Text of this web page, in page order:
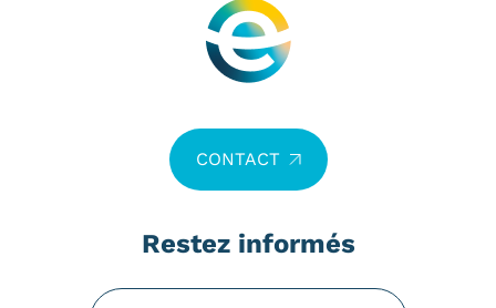
CONTACT
Restez informés